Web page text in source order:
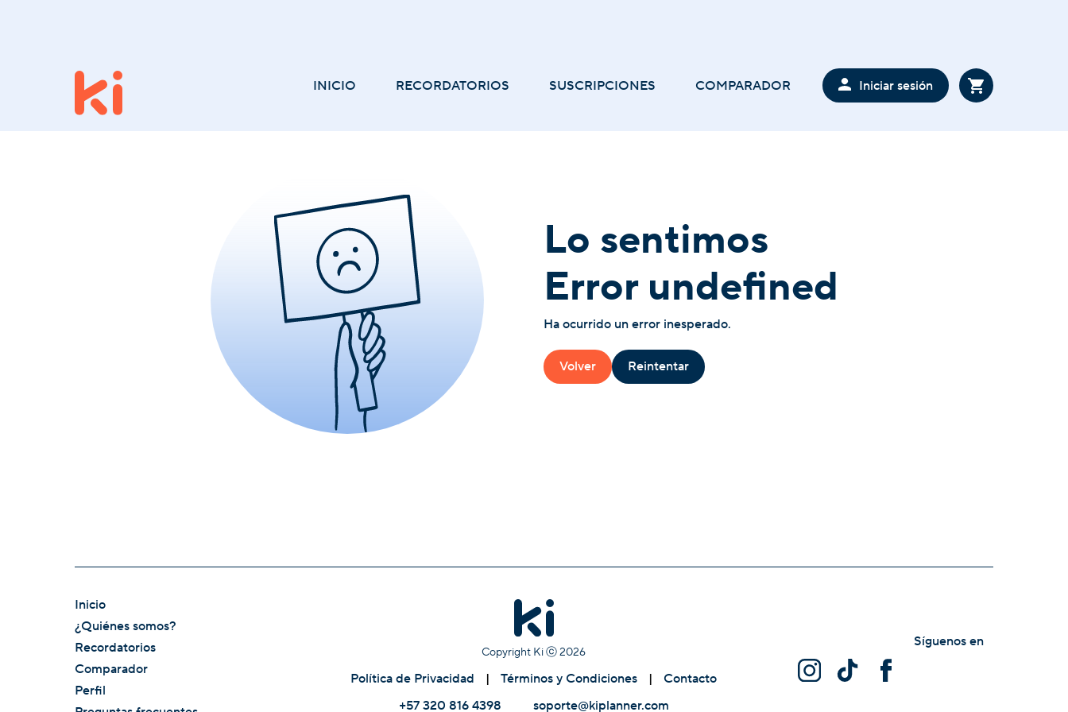
INICIO RECORDATORIOS SUSCRIPCIONES COMPARADOR Iniciar sesión
Lo sentimos
Error undefined
Ha ocurrido un error inesperado.
Volver Reintentar
Inicio
¿Quiénes somos?
Recordatorios
Comparador
Perfil
Copyright Ki ⓒ2026
Política de Privacidad | Términos y Condiciones |
Contacto
+57 320 816 4398
soporte@kiplanner.com
Síguenos en